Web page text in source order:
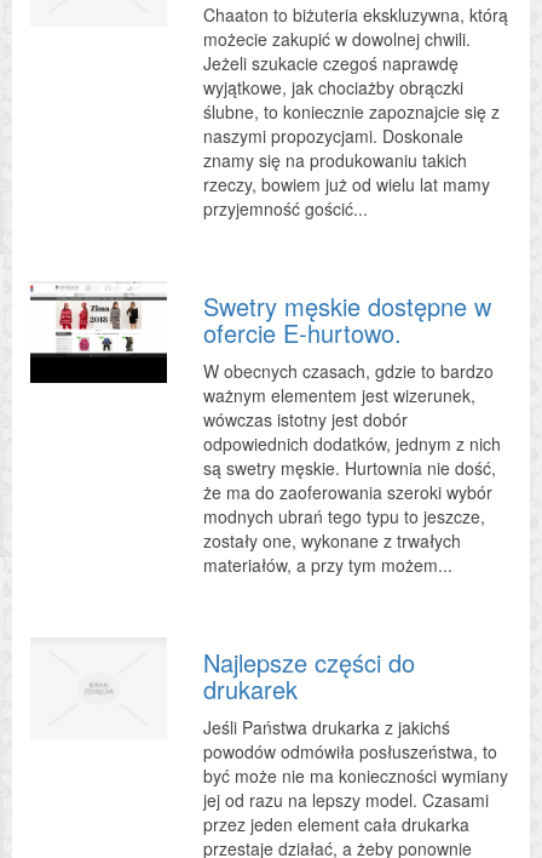
Chaaton to biżuteria ekskluzywna, którą
możecie zakupić w dowolnej chwili.
Jeżeli szukacie czegoś naprawdę
wyjątkowe, jak chociażby obrączki
ślubne, to koniecznie zapoznajcie się z
naszymi propozycjami. Doskonale
znamy się na produkowaniu takich
rzeczy, bowiem już od wielu lat mamy
przyjemność gościć...
Swetry męskie dostępne w
ofercie E-hurtowo.
W obecnych czasach, gdzie to bardzo
ważnym elementem jest wizerunek,
wówczas istotny jest dobór
odpowiednich dodatków, jednym z nich
są swetry męskie. Hurtownia nie dość,
że ma do zaoferowania szeroki wybór
modnych ubrań tego typu to jeszcze,
zostały one, wykonane z trwałych
materiałów, a przy tym możem...
Najlepsze części do
drukarek
Jeśli Państwa drukarka z jakichś
powodów odmówiła posłuszeństwa, to
być może nie ma konieczności wymiany
jej od razu na lepszy model. Czasami
przez jeden element cała drukarka
przestaje działać, a żeby ponownie